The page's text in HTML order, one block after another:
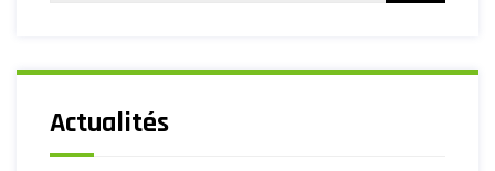
Actualités